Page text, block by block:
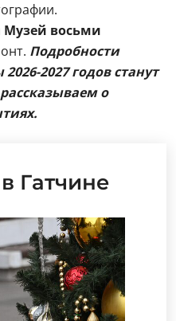
Музей восьми
Подробности
2027 годов станут
о
Гатчине